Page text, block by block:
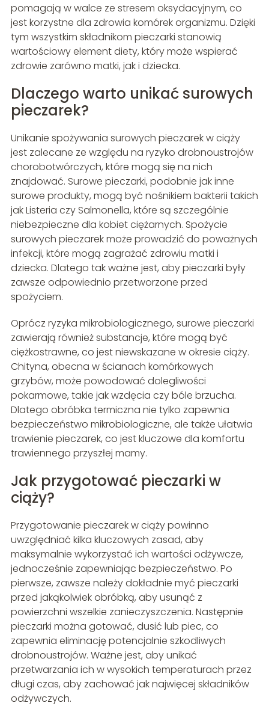
pomagają w walce ze stresem oksydacyjnym, co
jest korzystne dla zdrowia komórek organizmu. Dzięki
tym wszystkim składnikom pieczarki stanowią
wartościowy element diety, który może wspierać
zdrowie zarówno matki, jak i dziecka.
Dlaczego warto unikać surowych
pieczarek?
Unikanie spożywania surowych pieczarek w ciąży
jest zalecane ze względu na ryzyko drobnoustrojów
chorobotwórczych, które mogą się na nich
znajdować. Surowe pieczarki, podobnie jak inne
surowe produkty, mogą być nośnikiem bakterii takich
jak Listeria czy Salmonella, które są szczególnie
niebezpieczne dla kobiet ciężarnych. Spożycie
surowych pieczarek może prowadzić do poważnych
infekcji, które mogą zagrażać zdrowiu matki i
dziecka. Dlatego tak ważne jest, aby pieczarki były
zawsze odpowiednio przetworzone przed
spożyciem.
Oprócz ryzyka mikrobiologicznego, surowe pieczarki
zawierają również substancje, które mogą być
ciężkostrawne, co jest niewskazane w okresie ciąży.
Chityna, obecna w ścianach komórkowych
grzybów, może powodować dolegliwości
pokarmowe, takie jak wzdęcia czy bóle brzucha.
Dlatego obróbka termiczna nie tylko zapewnia
bezpieczeństwo mikrobiologiczne, ale także ułatwia
trawienie pieczarek, co jest kluczowe dla komfortu
trawiennego przyszłej mamy.
Jak przygotować pieczarki w
ciąży?
Przygotowanie pieczarek w ciąży powinno
uwzględniać kilka kluczowych zasad, aby
maksymalnie wykorzystać ich wartości odżywcze,
jednocześnie zapewniając bezpieczeństwo. Po
pierwsze, zawsze należy dokładnie myć pieczarki
przed jakąkolwiek obróbką, aby usunąć z
powierzchni wszelkie zanieczyszczenia. Następnie
pieczarki można gotować, dusić lub piec, co
zapewnia eliminację potencjalnie szkodliwych
drobnoustrojów. Ważne jest, aby unikać
przetwarzania ich w wysokich temperaturach przez
długi czas, aby zachować jak najwięcej składników
odżywczych.